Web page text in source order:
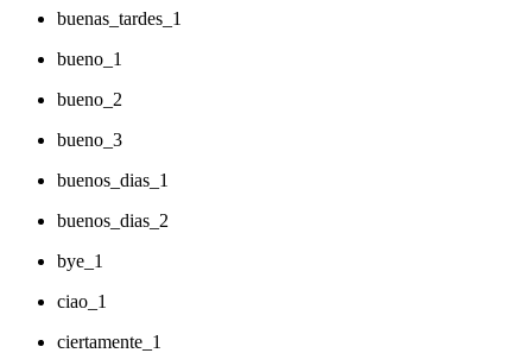
buenas_tardes_1
bueno_1
bueno_2
bueno_3
buenos_dias_1
buenos_dias_2
bye_1
ciao_1
ciertamente_1